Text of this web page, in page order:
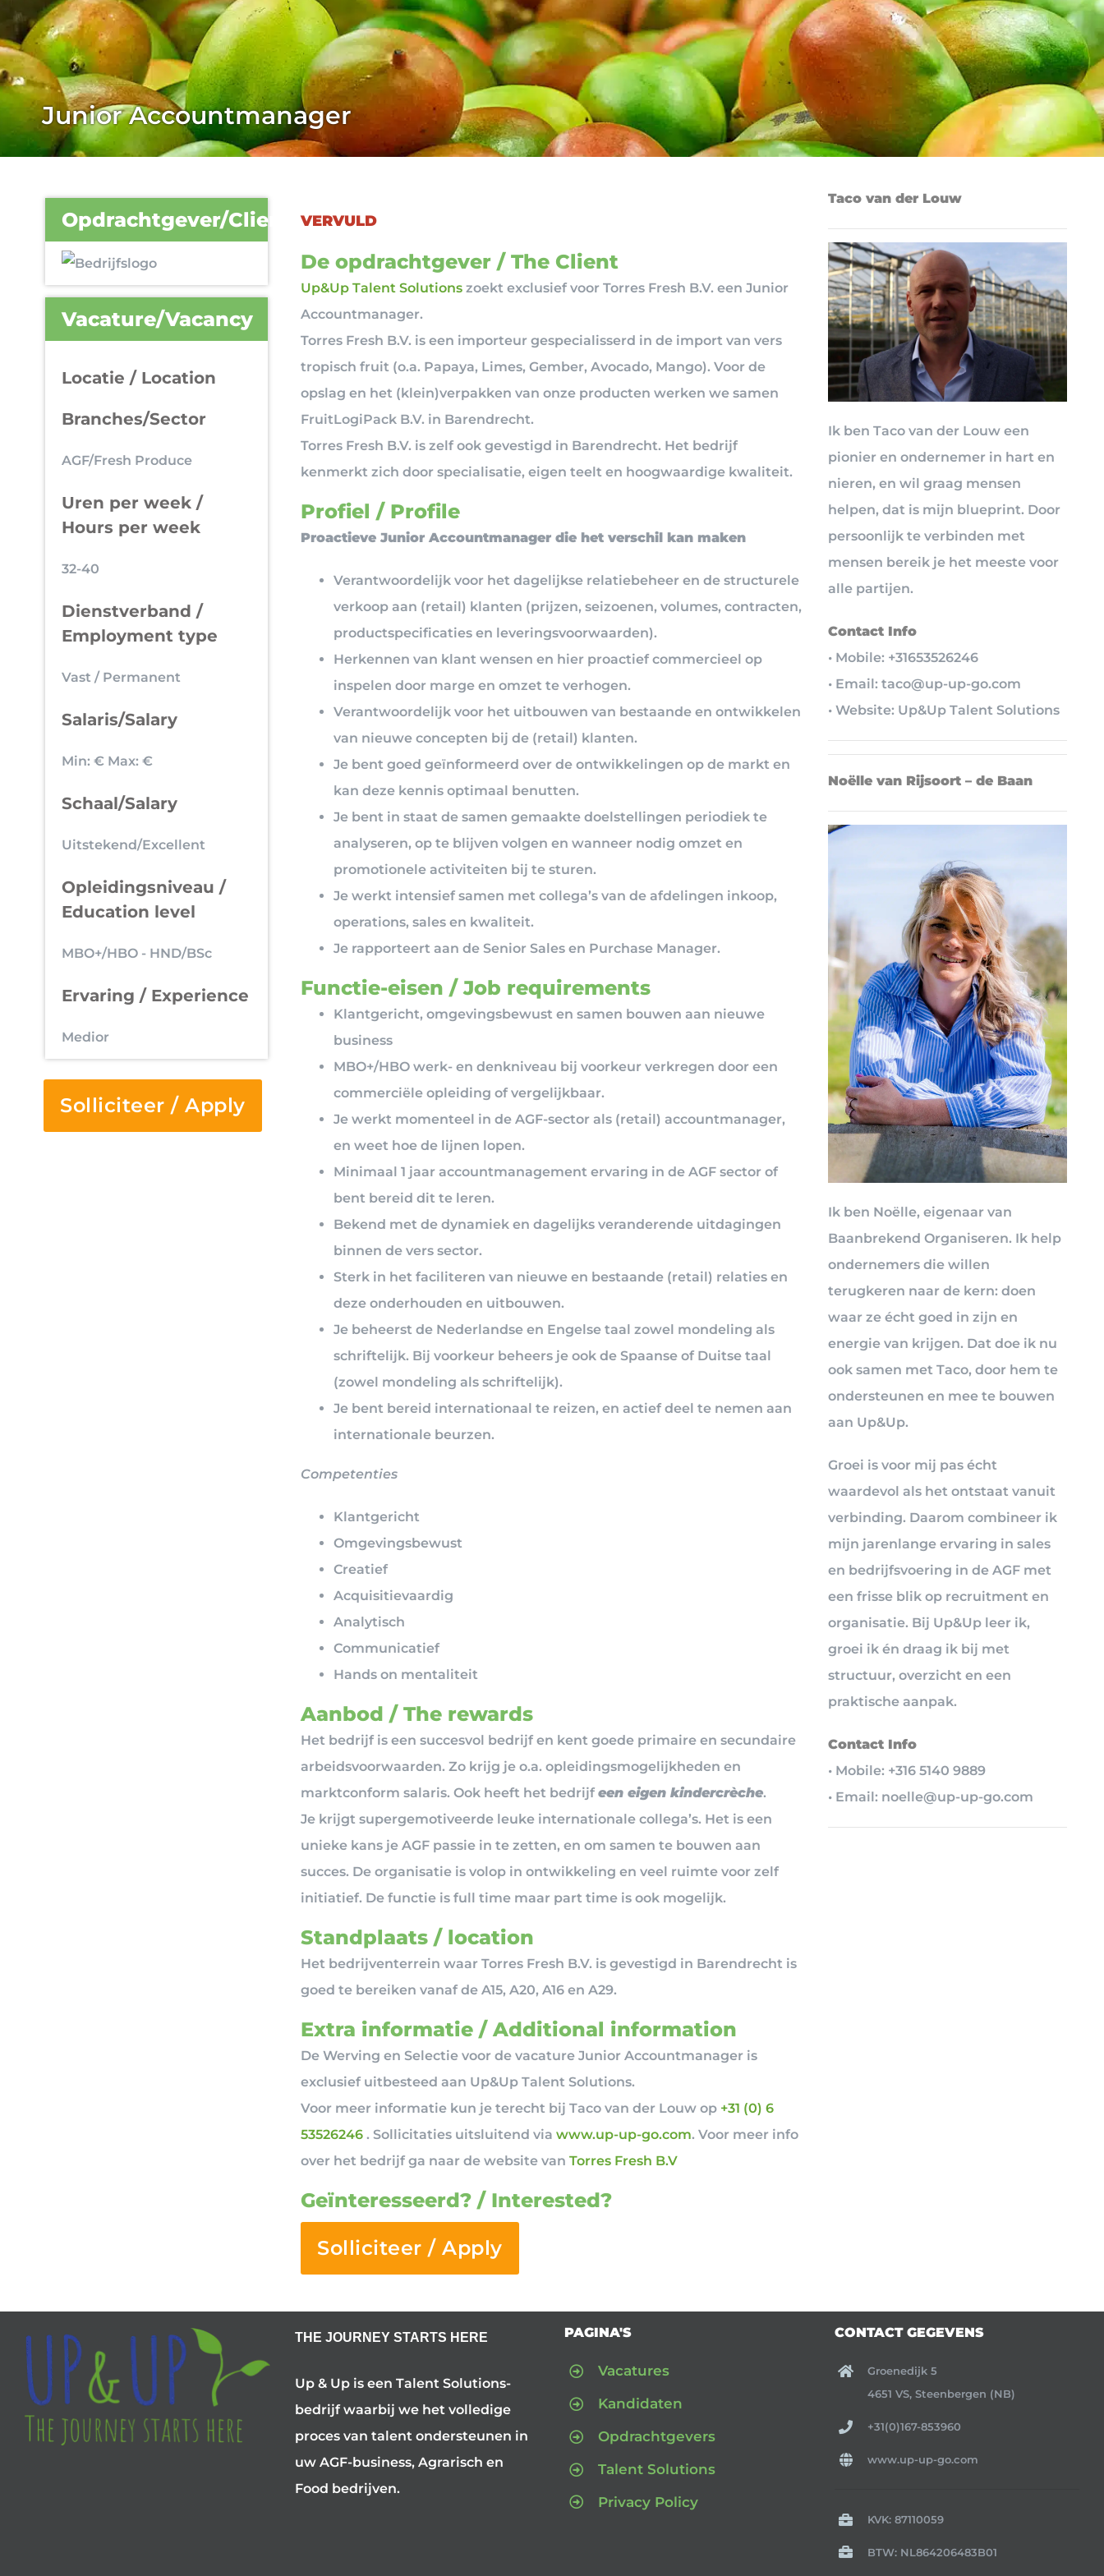
Junior Accountmanager
Opdrachtgever/Client
Vacature/Vacancy
Locatie / Location
Branches/Sector
AGF/Fresh Produce
Uren per week /
Hours per week
32-40
Dienstverband /
Employment type
Vast / Permanent
Salaris/Salary
Min: € Max: €
Schaal/Salary
Uitstekend/Excellent
Opleidingsniveau /
Education level
MBO+/HBO - HND/BSc
Ervaring / Experience
Medior
Solliciteer / Apply
VERVULD
De opdrachtgever / The Client
Up&Up Talent Solutions zoekt exclusief voor Torres Fresh B.V. een Junior
Accountmanager.
Torres Fresh B.V. is een importeur gespecialisserd in de import van vers
tropisch fruit (o.a. Papaya, Limes, Gember, Avocado, Mango). Voor de
opslag en het (klein)verpakken van onze producten werken we samen
FruitLogiPack B.V. in Barendrecht.
Torres Fresh B.V. is zelf ook gevestigd in Barendrecht. Het bedrijf
kenmerkt zich door specialisatie, eigen teelt en hoogwaardige kwaliteit.
Profiel / Profile
Proactieve Junior Accountmanager die het verschil kan maken
Verantwoordelijk voor het dagelijkse relatiebeheer en de structurele
verkoop aan (retail) klanten (prijzen, seizoenen, volumes, contracten,
productspecificaties en leveringsvoorwaarden).
Herkennen van klant wensen en hier proactief commercieel op
inspelen door marge en omzet te verhogen.
Verantwoordelijk voor het uitbouwen van bestaande en ontwikkelen
van nieuwe concepten bij de (retail) klanten.
Je bent goed geïnformeerd over de ontwikkelingen op de markt en
kan deze kennis optimaal benutten.
Je bent in staat de samen gemaakte doelstellingen periodiek te
analyseren, op te blijven volgen en wanneer nodig omzet en
promotionele activiteiten bij te sturen.
Je werkt intensief samen met collega’s van de afdelingen inkoop,
operations, sales en kwaliteit.
Je rapporteert aan de Senior Sales en Purchase Manager.
Functie-eisen / Job requirements
Klantgericht, omgevingsbewust en samen bouwen aan nieuwe
business
MBO+/HBO werk- en denkniveau bij voorkeur verkregen door een
commerciële opleiding of vergelijkbaar.
Je werkt momenteel in de AGF-sector als (retail) accountmanager,
en weet hoe de lijnen lopen.
Minimaal 1 jaar accountmanagement ervaring in de AGF sector of
bent bereid dit te leren.
Bekend met de dynamiek en dagelijks veranderende uitdagingen
binnen de vers sector.
Sterk in het faciliteren van nieuwe en bestaande (retail) relaties en
deze onderhouden en uitbouwen.
Je beheerst de Nederlandse en Engelse taal zowel mondeling als
schriftelijk. Bij voorkeur beheers je ook de Spaanse of Duitse taal
(zowel mondeling als schriftelijk).
Je bent bereid internationaal te reizen, en actief deel te nemen aan
internationale beurzen.
Competenties
Klantgericht
Omgevingsbewust
Creatief
Acquisitievaardig
Analytisch
Communicatief
Hands on mentaliteit
Aanbod / The rewards
Het bedrijf is een succesvol bedrijf en kent goede primaire en secundaire
arbeidsvoorwaarden. Zo krijg je o.a. opleidingsmogelijkheden en
marktconform salaris. Ook heeft het bedrijfeen eigen kindercrèche.
Je krijgt supergemotiveerde leuke internationale collega’s. Het is een
unieke kans je AGF passie in te zetten, en om samen te bouwen aan
succes. De organisatie is volop in ontwikkeling en veel ruimte voor zelf
initiatief. De functie is full time maar part time is ook mogelijk.
Standplaats / location
Het bedrijventerrein waar Torres Fresh B.V. is gevestigd in Barendrecht is
goed te bereiken vanaf de A15, A20, A16 en A29.
Extra informatie / Additional information
De Werving en Selectie voor de vacature Junior Accountmanager is
exclusief uitbesteed aan Up&Up Talent Solutions.
Voor meer informatie kun je terecht bij Taco van der Louw op +31 (0) 6
53526246 . Sollicitaties uitsluitend via www.up-up-go.com. Voor meer info
over het bedrijf ga naar de website van Torres Fresh B.V
Geïnteresseerd? / Interested?
Solliciteer / Apply
Taco van der Louw
Ik ben Taco van der Louw een
pionier en ondernemer in hart en
nieren, en wil graag mensen
helpen, dat is mijn blueprint. Door
persoonlijk te verbinden met
mensen bereik je het meeste voor
alle partijen.
Contact Info
• Mobile: +31653526246
• Email: taco@up-up-go.com
• Website: Up&Up Talent Solutions
Noëlle van Rijsoort – de Baan
Ik ben Noëlle, eigenaar van
Baanbrekend Organiseren. Ik help
ondernemers die willen
terugkeren naar de kern: doen
waar ze écht goed in zijn en
energie van krijgen. Dat doe ik nu
ook samen met Taco, door hem te
ondersteunen en mee te bouwen
aan Up&Up.
Groei is voor mij pas écht
waardevol als het ontstaat vanuit
verbinding. Daarom combineer ik
mijn jarenlange ervaring in sales
en bedrijfsvoering in de AGF met
een frisse blik op recruitment en
organisatie. Bij Up&Up leer ik,
groei ik én draag ik bij met
structuur, overzicht en een
praktische aanpak.
Contact Info
• Mobile: +316 5140 9889
• Email: noelle@up-up-go.com
THE JOURNEY STARTS HERE
Up & Up is een Talent Solutions-
bedrijf waarbij we het volledige
proces van talent ondersteunen in
uw AGF-business, Agrarisch en
Food bedrijven.
PAGINA'S
Vacatures
Kandidaten
Opdrachtgevers
Talent Solutions
Privacy Policy
CONTACT GEGEVENS
Groenedijk 5
4651 VS, Steenbergen (NB)
+31(0)167-853960
www.up-up-go.com
KVK: 87110059
BTW: NL864206483B01